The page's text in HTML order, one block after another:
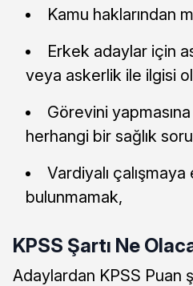
Kamu haklarından
Erkek adaylar için
veya askerlik ile ilgisi
Görevini
herhangi bir sağlık
Vardiyalı
bulunmamak,
KPSS Şartı Ne
Adaylardan KPSS Puan